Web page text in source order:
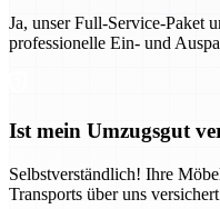
Ja, unser Full-Service-Paket
professionelle Ein- und
Ist mein Umzugsgut
Selbstverständlich! Ihre
Transports über uns